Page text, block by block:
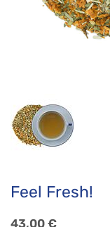
Feel Fresh!
43,00 €